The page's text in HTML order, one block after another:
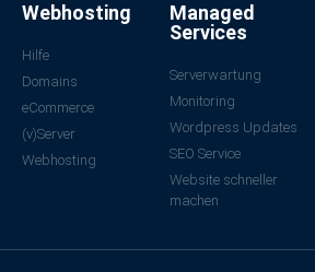
Webhosting
Hilfe
Domains
eCommerce
(v)Server
Webhosting
Managed
Services
Serverwartung
Monitoring
Wordpress Updates
SEO Service
Website schneller
machen